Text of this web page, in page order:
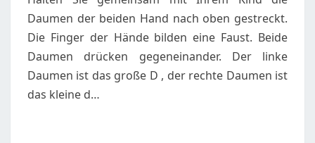
D,
D
Daumen der beiden Hand nach oben gestreckt.
Die Finger der Hände bilden eine Faust. Beide
Daumen drücken gegeneinander. Der linke
Daumen ist das große D , der rechte Daumen ist
das kleine d…